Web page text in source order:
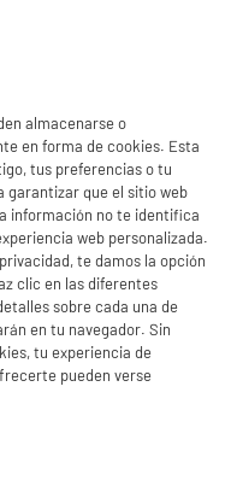
almacenarse o
en forma de cookies. Esta
tus preferencias o tu
garantizar que el sitio web
información no te identifica
web personalizada.
te damos la opción
clic en las diferentes
sobre cada una de
en tu navegador. Sin
tu experiencia de
pueden verse